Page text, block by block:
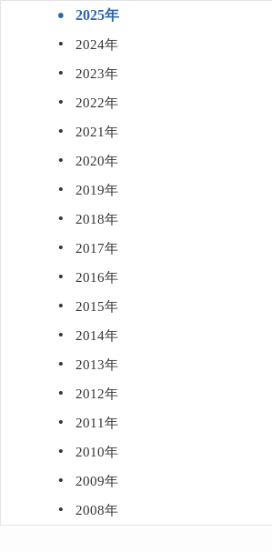
· 2025年
· 2024年
· 2023年
· 2022年
· 2021年
· 2020年
· 2019年
· 2018年
· 2017年
· 2016年
· 2015年
· 2014年
· 2013年
· 2012年
· 2011年
· 2010年
· 2009年
· 2008年